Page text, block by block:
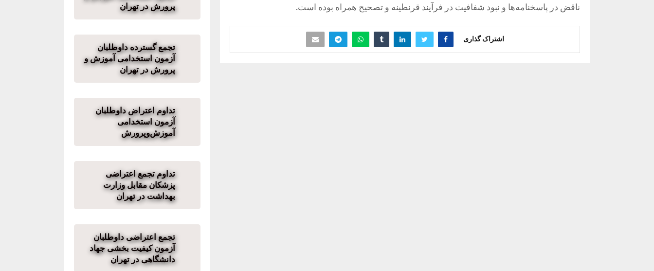
ناقض در پاسخنامه‌ها و نبود شفافیت در فرآیند قرنطینه و تصحیح همراه بوده است.
اشتراک گذاری
پرورش در تهران
تجمع گسترده داوطلبان
آزمون استخدامی آموزش و
پرورش در تهران
تداوم اعتراض داوطلبان
آزمون استخدامی
آموزش‌وپرورش
تداوم تجمع اعتراضی
پزشکان مقابل وزارت
بهداشت در تهران
تجمع اعتراضی داوطلبان
آزمون کیفیت بخشی جهاد
دانشگاهی در تهران